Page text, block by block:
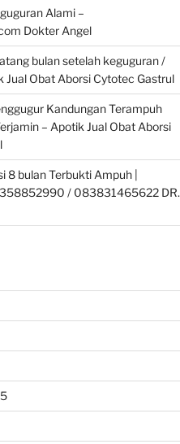
Alami –
Dokter Angel
bulan setelah keguguran /
Jual Obat Aborsi Cytotec Gastrul
Kandungan Terampuh
– Apotik Jual Obat Aborsi
8 bulan Terbukti Ampuh |
/ 083831465622 DR.